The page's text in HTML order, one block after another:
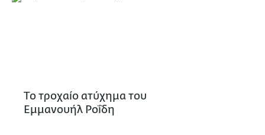
Το τροχαίο ατύχημα του
Εμμανουήλ Ροΐδη